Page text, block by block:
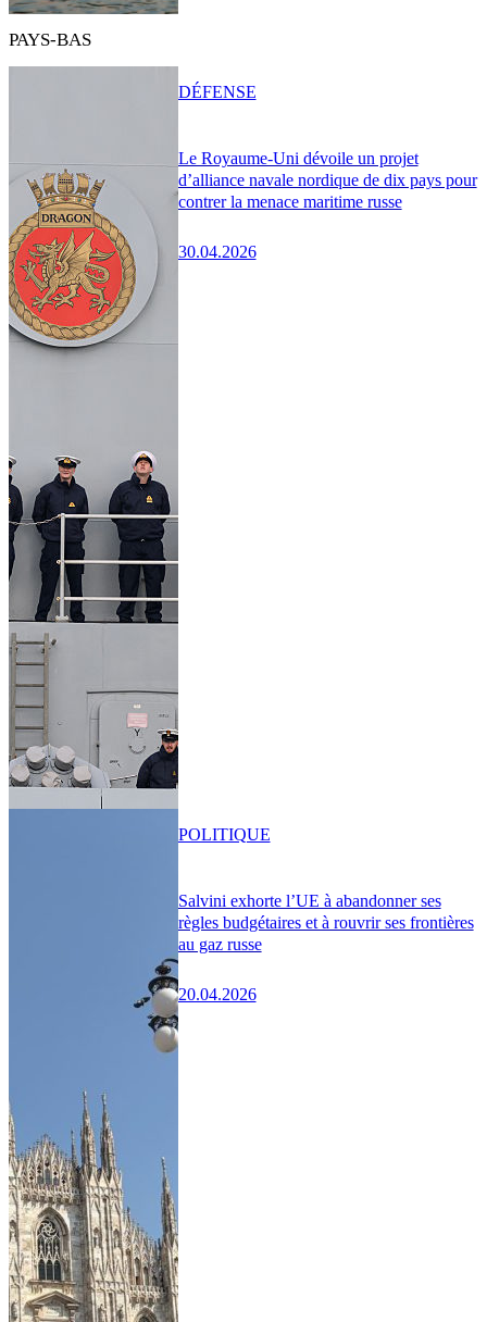
PAYS-BAS
Le Royaume-Uni dévoile un projet
d’alliance navale nordique de dix pays pour
contrer la menace maritime russe
30.04.2026
DÉFENSE
Salvini exhorte l’UE à abandonner ses
règles budgétaires et à rouvrir ses frontières
au gaz russe
20.04.2026
POLITIQUE